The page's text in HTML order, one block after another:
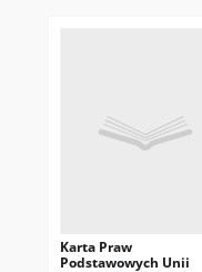
Karta Praw
Podstawowych Unii